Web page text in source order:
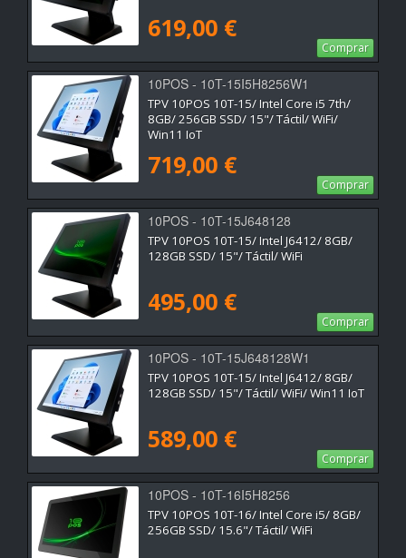
619,00 €
Comprar
10POS - 10T-15I5H8256W1
TPV 10POS 10T-15/ Intel Core i5 7th/
8GB/ 256GB SSD/ 15"/ Táctil/ WiFi/
Win11 IoT
719,00 €
Comprar
10POS - 10T-15J648128
TPV 10POS 10T-15/ Intel J6412/ 8GB/
128GB SSD/ 15"/ Táctil/ WiFi
495,00 €
Comprar
10POS - 10T-15J648128W1
TPV 10POS 10T-15/ Intel J6412/ 8GB/
128GB SSD/ 15"/ Táctil/ WiFi/ Win11 IoT
589,00 €
Comprar
10POS - 10T-16I5H8256
TPV 10POS 10T-16/ Intel Core i5/ 8GB/
256GB SSD/ 15.6"/ Táctil/ WiFi